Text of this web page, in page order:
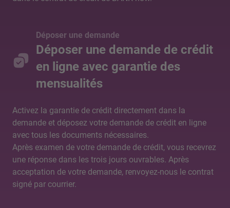
Déposer une demande
Déposer une demande de crédit
en ligne avec garantie des
mensualités
Activez la garantie de crédit directement dans la
demande et déposez votre demande de crédit en ligne
avec tous les documents nécessaires.
Après examen de votre demande de crédit, vous recevrez
une réponse dans les trois jours ouvrables. Après
acceptation de votre demande, renvoyez-nous le contrat
signé par courrier.